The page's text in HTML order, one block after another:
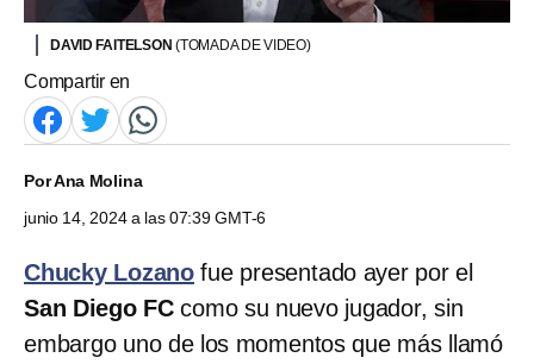
DAVID FAITELSON (TOMADA DE VIDEO)
Compartir en
PorAna Molina
junio 14, 2024 a las 07:39 GMT-6
Chucky Lozano fue presentado ayer por el
San Diego FCcomo su nuevo jugador, sin
embargo uno de los momentos que más llamó